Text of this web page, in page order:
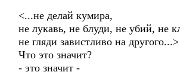
<...не делай кумира,
не лукавь, не блуди, не убий, не
не гляди завистливо на другого...>
Что это значит?
- это значит -